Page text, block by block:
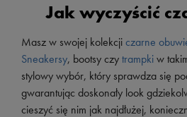
Jak wyczyścić
Masz w swojej kolekcjiczarne
Sneakersy, bootsy czytrampkiw
stylowy wybór, który sprawdza się
gwarantując doskonały look
cieszyć się nim jak najdłużej,